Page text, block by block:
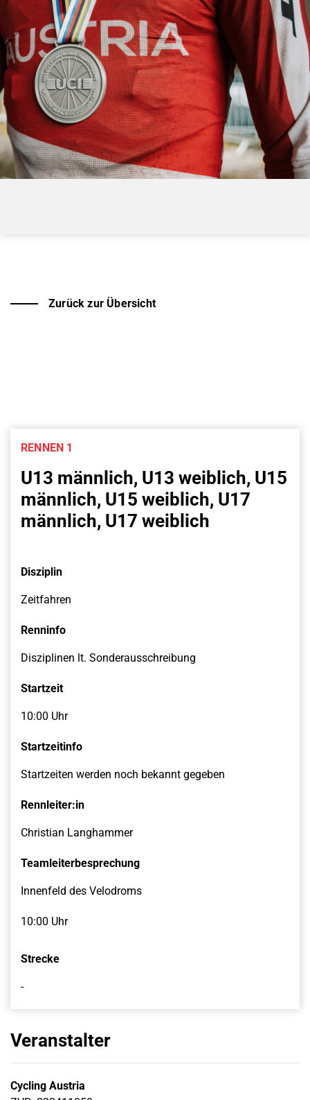
Zurück zur Übersicht
RENNEN 1
U13 männlich, U13 weiblich, U15
männlich, U15 weiblich, U17
männlich, U17 weiblich
Disziplin
Zeitfahren
Renninfo
Disziplinen lt. Sonderausschreibung
Startzeit
10:00 Uhr
Startzeitinfo
Startzeiten werden noch bekannt gegeben
Rennleiter:in
Christian Langhammer
Teamleiterbesprechung
Innenfeld des Velodroms
10:00 Uhr
Strecke
-
Veranstalter
Cycling Austria